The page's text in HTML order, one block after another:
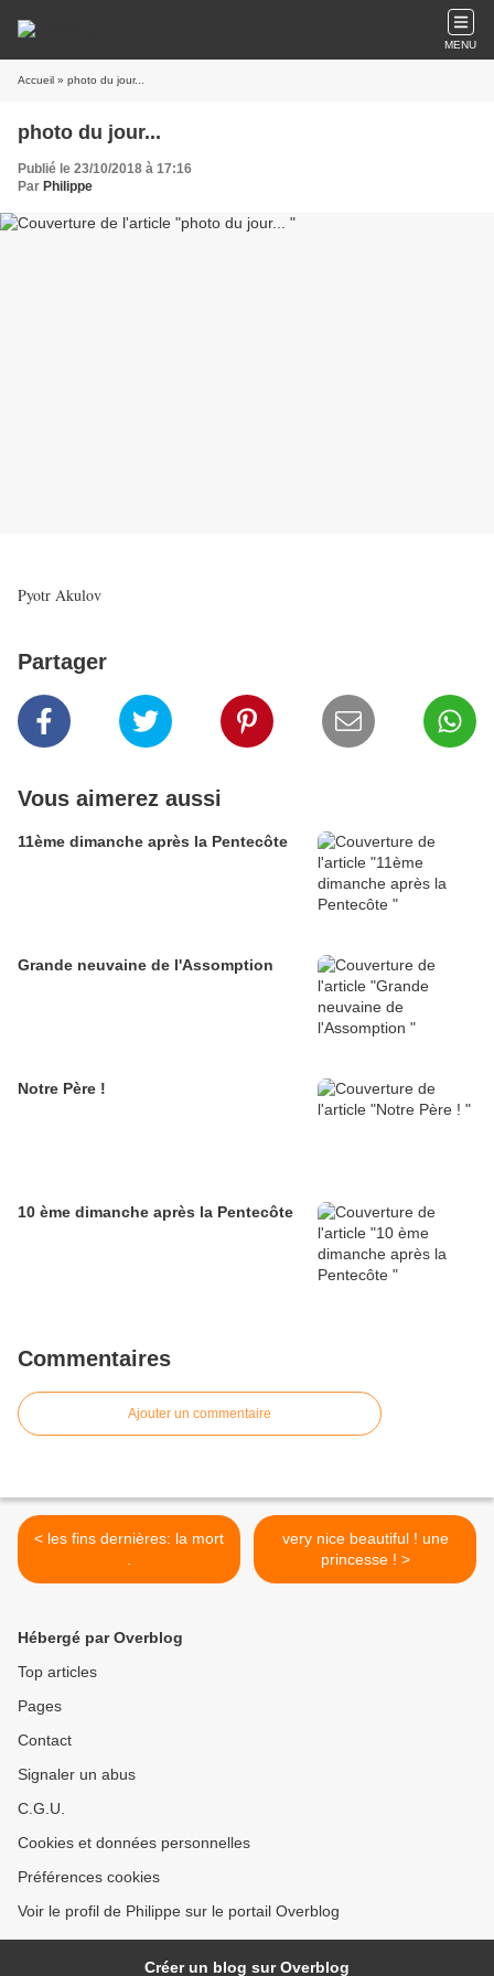
MENU
Accueil » photo du jour...
photo du jour...
Publié le 23/10/2018 à 17:16
Par Philippe
Pyotr Akulov
Partager
Vous aimerez aussi
11ème dimanche après la Pentecôte
Grande neuvaine de l'Assomption
Notre Père !
10 ème dimanche après la Pentecôte
Commentaires
Ajouter un commentaire
< les fins dernières: la mort
very nice beautiful ! une
princesse ! >
Hébergé par Overblog
Top articles
Pages
Contact
Signaler un abus
C.G.U.
Cookies et données personnelles
Préférences cookies
Voir le profil de Philippe sur le portail Overblog
Créer un blog sur Overblog